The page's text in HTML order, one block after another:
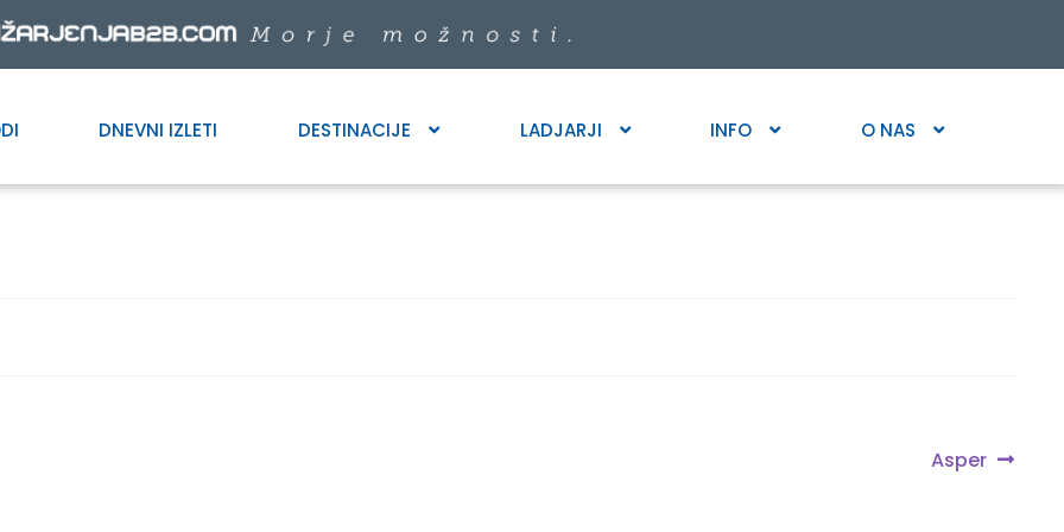
DNEVNI IZLETI DESTINACIJE LADJARJI INFO O NAS
Next
Asper